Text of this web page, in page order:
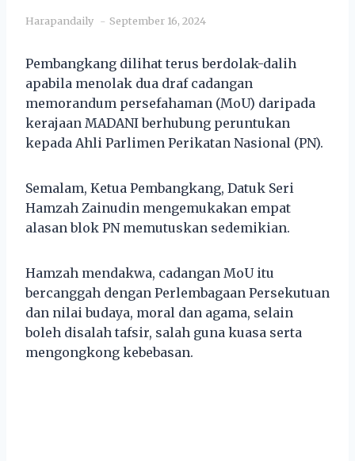
Harapandaily September 16, 2024
Pembangkang dilihat terus berdolak-dalih
apabila menolak dua draf cadangan
memorandum persefahaman (MoU) daripada
kerajaan MADANI berhubung peruntukan
kepada Ahli Parlimen Perikatan Nasional (PN).
Semalam, Ketua Pembangkang, Datuk Seri
Hamzah Zainudin mengemukakan empat
alasan blok PN memutuskan sedemikian.
Hamzah mendakwa, cadangan MoU itu
bercanggah dengan Perlembagaan Persekutuan
dan nilai budaya, moral dan agama, selain
boleh disalah tafsir, salah guna kuasa serta
mengongkong kebebasan.